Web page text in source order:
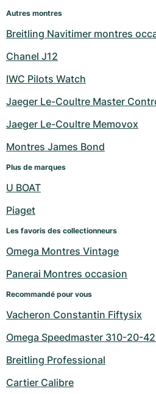
Autres montres
Breitling Navitimer montres
Chanel J12
IWC Pilots Watch
Jaeger Le-Coultre Master
Jaeger Le-Coultre Memovox
Montres James Bond
Plus de marques
U BOAT
Piaget
Les favoris des collectionneurs
Omega Montres Vintage
Panerai Montres occasion
Recommandé pour vous
Vacheron Constantin Fiftysix
Omega Speedmaster 310-20-
Breitling Professional
Cartier Calibre